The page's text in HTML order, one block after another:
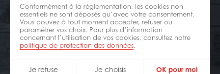
Conformément à la réglementation, les cookies non
essentiels ne sont déposés qu’avec votre consentement.
Vous pouvez à tout moment accepter, refuser ou
paramétrer vos choix. Pour plus d’information
concernant l’utilisation de vos cookies, consultez notre
politique de protection des données.
Je refuse Je choisis OK pour moi
Mecanicien TP H/F
CDI Sucy-en-Brie